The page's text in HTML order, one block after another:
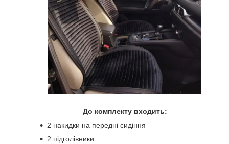
До комплекту входить:
2 накидки на передні сидіння
2 підголівники